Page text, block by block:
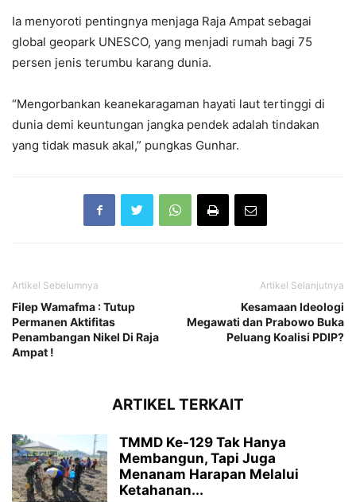
Ia menyoroti pentingnya menjaga Raja Ampat sebagai
global geopark UNESCO, yang menjadi rumah bagi 75
persen jenis terumbu karang dunia.
“Mengorbankan keanekaragaman hayati laut tertinggi di
dunia demi keuntungan jangka pendek adalah tindakan
yang tidak masuk akal,” pungkas Gunhar.
Artikel Sebelumnya
Filep Wamafma : Tutup
Permanen Aktifitas
Penambangan Nikel Di Raja
Ampat !
Artikel Selanjutnya
Kesamaan Ideologi
Megawati dan Prabowo Buka
Peluang Koalisi PDIP?
ARTIKEL TERKAIT
TMMD Ke-129 Tak Hanya
Membangun, Tapi Juga
Menanam Harapan Melalui
Ketahanan...